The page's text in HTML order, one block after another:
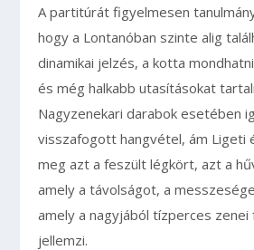
A partitúrát figyelmesen
hogy a Lontanóban szinte alig
dinamikai jelzés, a kotta
és még halkabb utasításokat
Nagyzenekari darabok esetében
visszafogott hangvétel, ám Ligeti
meg azt a feszült légkört, azt a
amely a távolságot, a
amely a nagyjából tízperces
jellemzi.